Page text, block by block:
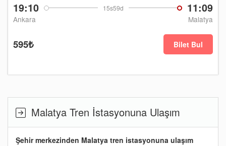
19:10 15s59d 11:09
Ankara Malatya
595₺ Bilet Bul
Malatya Tren İstasyonuna Ulaşım
Şehir merkezinden Malatya tren istasyonuna ulaşım